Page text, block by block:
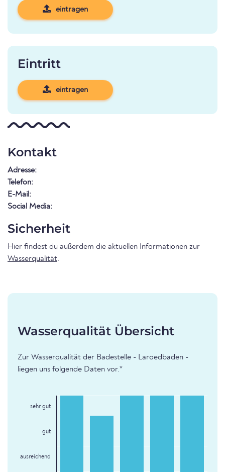
eintragen
Eintritt
eintragen
Kontakt
Adresse:
Telefon:
E-Mail:
Social Media:
Sicherheit
Hier findest du außerdem die aktuellen Informationen zur
Wasserqualität.
Wasserqualität Übersicht
Zur Wasserqualität der Badestelle - Laroedbaden -
liegen uns folgende Daten vor.*
sehr gut
gut
ausreichend